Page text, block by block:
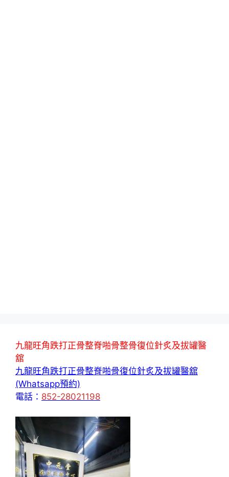
九龍旺角跌打正骨整脊啪骨整骨復位針炙及拔罐醫
舘
九龍旺角跌打正骨整脊啪骨復位針炙及拔罐醫舘
(Whatsapp預約)
電話： 852-28021198